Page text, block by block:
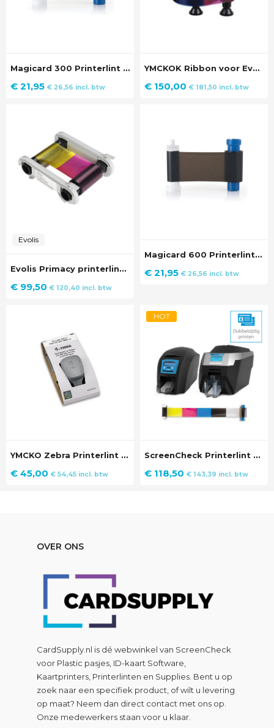
Magicard 300 Printerlint Zwart (1.000 prints)
€ 21,95 € 26,56 incl. btw
YMCKOK Ribbon voor Evolis Quantum II ID Kaartprinter
€ 150,00 € 181,50 incl. btw
Evolis
Evolis Primacy printerlint YMCKO (300 prints)
€ 99,50 € 120,40 incl. btw
Magicard 600 Printerlint Zwart (1.000 prints)
€ 21,95 € 26,56 incl. btw
YMCKO Zebra Printerlint voor ZC100/ZC300 Kaartprinter (200 prints)
€ 45,00 € 54,45 incl. btw
HOT
ScreenCheck Printerlint YMCKOK
€ 118,50 € 143,39 incl. btw
OVER ONS
CardSupply.nl is dé webwinkel van ScreenCheck
voor Plastic pasjes, ID-kaart Software,
Kaartprinters, Printerlinten en Supplies. Bent u op
zoek naar een specifiek product, of wilt u levering
op maat? Neem dan direct contact met ons op.
Onze medewerkers staan voor u klaar.